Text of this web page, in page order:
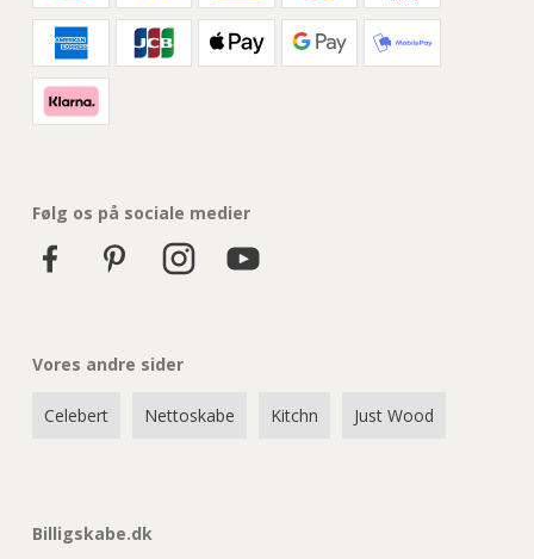
Følg os på sociale medier
Vores andre sider
Celebert Nettoskabe Kitchn Just Wood
Billigskabe.dk